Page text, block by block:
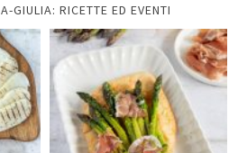
GIULIA: RICETTE ED EVENTI